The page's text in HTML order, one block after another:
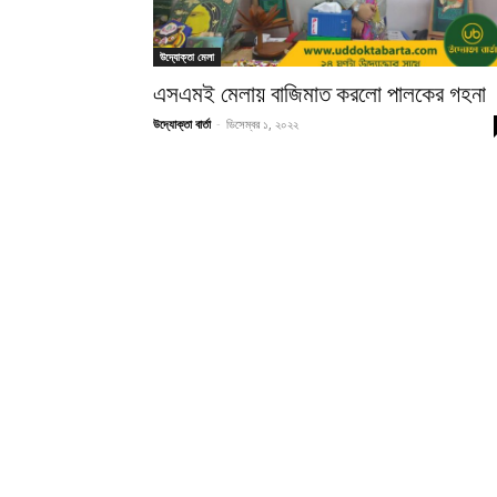
উদ্যোক্তা মেলা
এসএমই মেলায় বাজিমাত করলো পালকের গহনা
উদ্যোক্তা বার্তা - ডিসেম্বর ১, ২০২২